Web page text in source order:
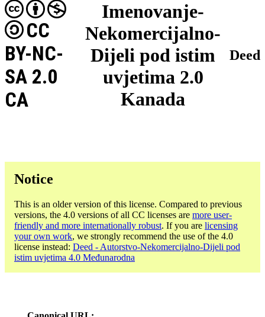
Imenovanje-
Nekomercijalno-
Dijeli pod istim
uvjetima 2.0
Kanada
CC
BY-NC-
SA 2.0
CA
Deed
Notice
This is an older version of this license. Compared to previous
versions, the 4.0 versions of all CC licenses are more user-
friendly and more internationally robust. If you are licensing
your own work, we strongly recommend the use of the 4.0
license instead: Deed - Autorstvo-Nekomercijalno-Dijeli pod
istim uvjetima 4.0 Međunarodna